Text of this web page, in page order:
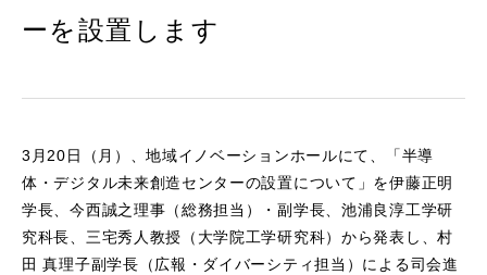
ーを設置します
3月20日（月）、地域イノベーションホールにて、「半導
体・デジタル未来創造センターの設置について」を伊藤正明
学長、今西誠之理事（総務担当）・副学長、池浦良淳工学研
究科長、三宅秀人教授（大学院工学研究科）から発表し、村
田 真理子副学長（広報・ダイバーシティ担当）による司会進